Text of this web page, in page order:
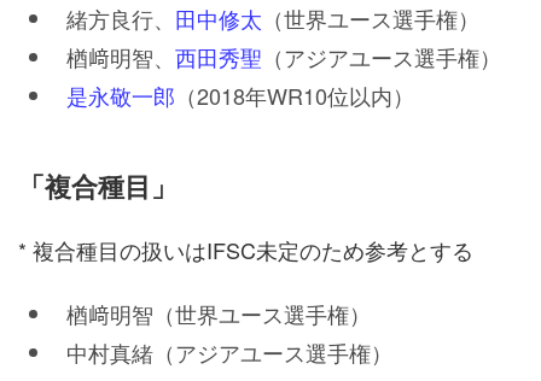
緒方良行、 田中修太 （世界ユース選手権）
楢﨑明智、 西田秀聖 （アジアユース選手権）
是永敬一郎 （2018年WR10位以内）
「複合種目」
* 複合種目の扱いはIFSC未定のため参考とする
楢﨑明智（世界ユース選手権）
中村真緒（アジアユース選手権）